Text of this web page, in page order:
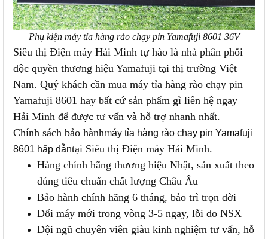
Phụ kiện máy tỉa hàng rào chạy pin Yamafuji 8601 36V
Siêu thị Điện máy Hải Minh tự hào là nhà phân phối
độc quyền thương hiệu Yamafuji tại thị trường Việt
Nam. Quý khách cần mua máy tỉa hàng rào chạy pin
Yamafuji 8601 hay bất cứ sản phẩm gì liên hệ ngay
Hải Minh để được tư vấn và hỗ trợ nhanh nhất.
Chính sách bảo hànhmáy tỉa hàng rào chạy pin Yamafuji
8601 hấp dẫntại Siêu thị Điện máy Hải Minh.
Hàng chính hãng thương hiệu Nhật, sản xuất theo
đúng tiêu chuẩn chất lượng Châu Âu
Bảo hành chính hãng 6 tháng, bảo trì trọn đời
Đổi máy mới trong vòng 3-5 ngay, lỗi do NSX
Đội ngũ chuyên viên giàu kinh nghiệm tư vấn, hỗ